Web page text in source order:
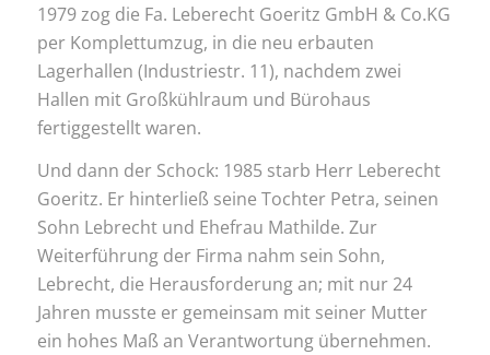
1979 zog die Fa. Leberecht Goeritz GmbH & Co.KG
per Komplettumzug, in die neu erbauten
Lagerhallen (Industriestr. 11), nachdem zwei
Hallen mit Großkühlraum und Bürohaus
fertiggestellt waren.
Und dann der Schock: 1985 starb Herr Leberecht
Goeritz. Er hinterließ seine Tochter Petra, seinen
Sohn Lebrecht und Ehefrau Mathilde. Zur
Weiterführung der Firma nahm sein Sohn,
Lebrecht, die Herausforderung an; mit nur 24
Jahren musste er gemeinsam mit seiner Mutter
ein hohes Maß an Verantwortung übernehmen.